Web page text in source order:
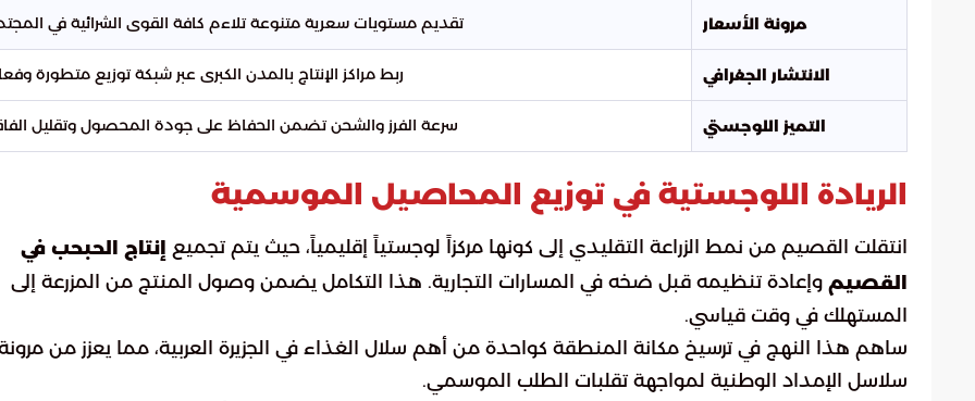
مرونة الأسعار تقديم مستويات سعرية متنوعة تلاءم كافة القوى الشرائية في
الانتشار الجغرافي ربط مراكز الإنتاج بالمدن الكبرى عبر شبكة توزيع متطورة
التميز اللوجستي سرعة الفرز والشحن تضمن الحفاظ على جودة المحصول وتقليل
الريادة اللوجستية في توزيع المحاصيل الموسمية
انتقلت القصيم من نمط الزراعة التقليدي إلى كونها مركزاً لوجستياً إقليمياً، حيث يتم تجميع إنتاج الحبحب في
القصيم وإعادة تنظيمه قبل ضخه في المسارات التجارية. هذا التكامل يضمن وصول المنتج من المزرعة إلى
المستهلك في وقت قياسي.
ساهم هذا النهج في ترسيخ مكانة المنطقة كواحدة من أهم سلال الغذاء في الجزيرة العربية، مما يعزز من
سلاسل الإمداد الوطنية لمواجهة تقلبات الطلب الموسمي.